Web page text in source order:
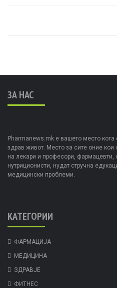
ЗА НАС
Pharmanews.mk е вашето место
здрав живот. Место за сите оние кои
на лекари и професори, фармацевти,
нутриционисти, нудат стручна
медицински проблеми.
КАТЕГОРИИ
ФАРМАЦИЈА
МЕДИЦИНА
ЗДРАВЈЕ
ФИТНЕС